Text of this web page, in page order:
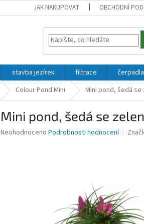
JAK NAKUPOVAT OBCHODNÍ
stavba jezírek filtrace čerpadla
Colour Pond Mini Mini pond, šedá se
Mini pond, šedá se
Průměrné
Neohodnoceno Podrobnosti hodnocení